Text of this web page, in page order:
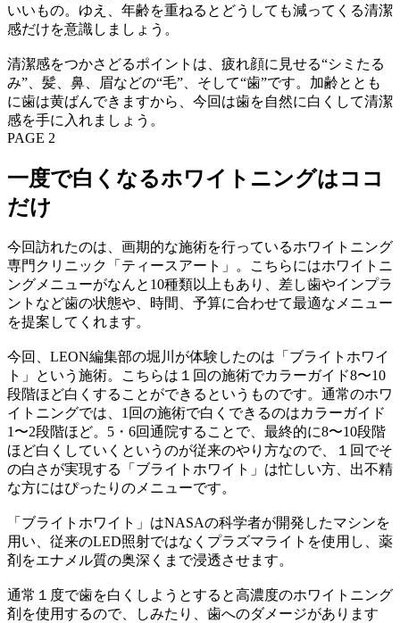
いいもの。ゆえ、年齢を重ねるとどうしても減ってくる清潔
感だけを意識しましょう。
清潔感をつかさどるポイントは、疲れ顔に見せる“シミたる
み”、髪、鼻、眉などの“毛”、そして“歯”です。加齢ととも
に歯は黄ばんできますから、今回は歯を自然に白くして清潔
感を手に入れましょう。
PAGE 2
一度で白くなるホワイトニングはココ
だけ
今回訪れたのは、画期的な施術を行っているホワイトニング
専門クリニック「ティースアート」。こちらにはホワイトニ
ングメニューがなんと10種類以上もあり、差し歯やインプラ
ントなど歯の状態や、時間、予算に合わせて最適なメニュー
を提案してくれます。
今回、LEON編集部の堀川が体験したのは「ブライトホワイ
ト」という施術。こちらは１回の施術でカラーガイド8〜10
段階ほど白くすることができるというものです。通常のホワ
イトニングでは、1回の施術で白くできるのはカラーガイド
1〜2段階ほど。5・6回通院することで、最終的に8〜10段階
ほど白くしていくというのが従来のやり方なので、１回でそ
の白さが実現する「ブライトホワイト」は忙しい方、出不精
な方にはぴったりのメニューです。
「ブライトホワイト」はNASAの科学者が開発したマシンを
用い、従来のLED照射ではなくプラズマライトを使用し、薬
剤をエナメル質の奥深くまで浸透させます。
通常１度で歯を白くしようとすると高濃度のホワイトニング
剤を使用するので、しみたり、歯へのダメージがあります